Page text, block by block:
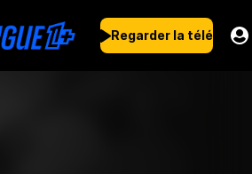
Regarder la télé